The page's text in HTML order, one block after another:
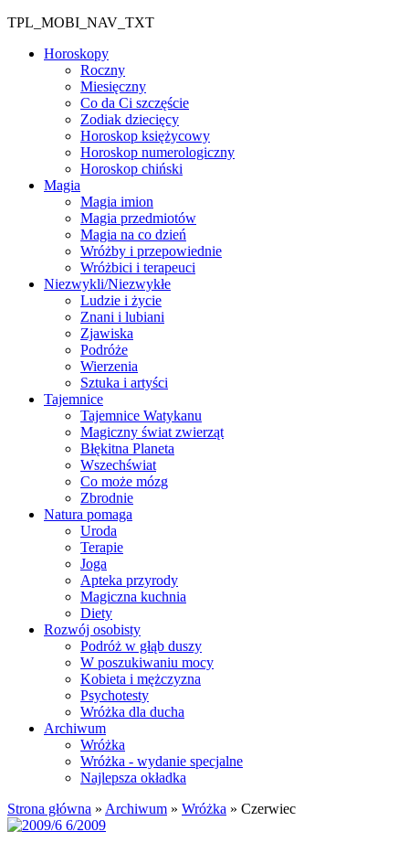
TPL_MOBI_NAV_TXT
Horoskopy
Roczny
Miesięczny
Co da Ci szczęście
Zodiak dziecięcy
Horoskop księżycowy
Horoskop numerologiczny
Horoskop chiński
Magia
Magia imion
Magia przedmiotów
Magia na co dzień
Wróżby i przepowiednie
Wróżbici i terapeuci
Niezwykli/Niezwykłe
Ludzie i życie
Znani i lubiani
Zjawiska
Podróże
Wierzenia
Sztuka i artyści
Tajemnice
Tajemnice Watykanu
Magiczny świat zwierząt
Błękitna Planeta
Wszechświat
Co może mózg
Zbrodnie
Natura pomaga
Uroda
Terapie
Joga
Apteka przyrody
Magiczna kuchnia
Diety
Rozwój osobisty
Podróż w głąb duszy
W poszukiwaniu mocy
Kobieta i mężczyzna
Psychotesty
Wróżka dla ducha
Archiwum
Wróżka
Wróżka - wydanie specjalne
Najlepsza okładka
Strona główna » Archiwum » Wróżka » Czerwiec